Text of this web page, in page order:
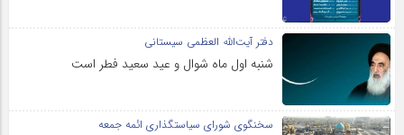
دفتر آیت‌الله العظمی سیستانی
شنبه اول ماه شوال و عید سعید فطر است
سخنگوی شورای سیاستگذاری ائمه جمعه